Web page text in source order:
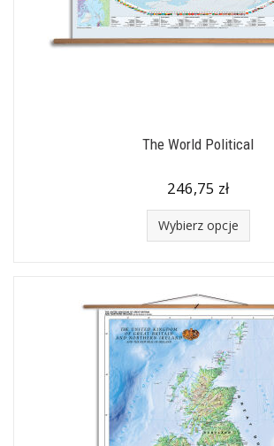
The World Political
246,75 zł
Wybierz opcje